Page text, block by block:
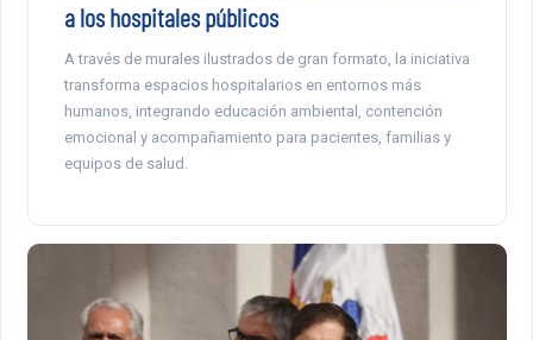
a los hospitales públicos
A través de murales ilustrados de gran formato, la iniciativa
transforma espacios hospitalarios en entornos más
humanos, integrando educación ambiental, contención
emocional y acompañamiento para pacientes, familias y
equipos de salud.